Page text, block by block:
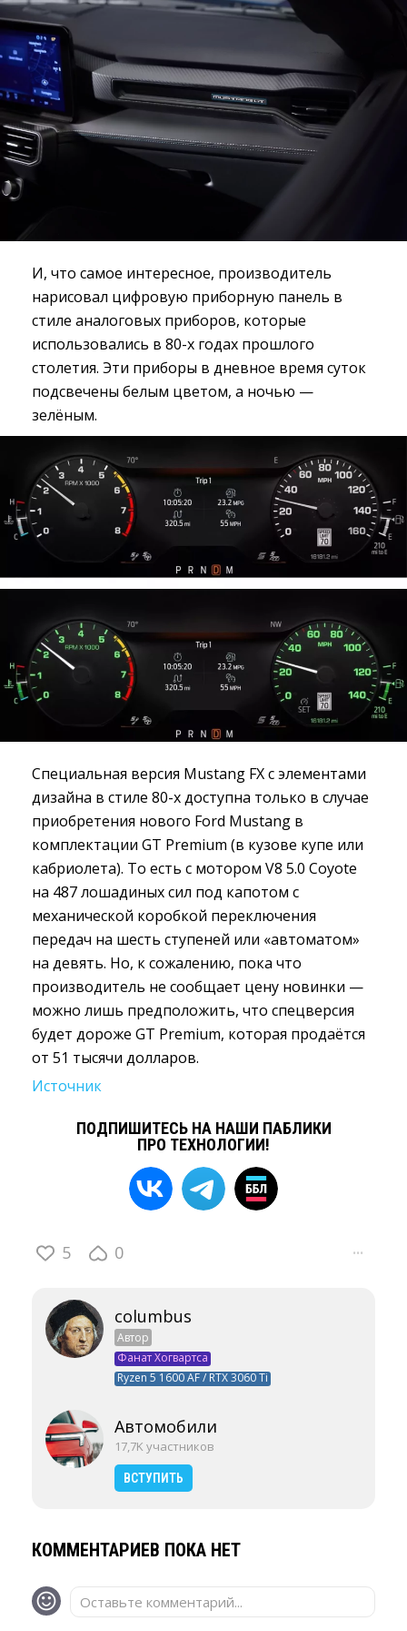
И, что самое интересное, производитель
нарисовал цифровую приборную панель в
стиле аналоговых приборов, которые
использовались в 80-х годах прошлого
столетия. Эти приборы в дневное время суток
подсвечены белым цветом, а ночью —
зелёным.
Специальная версия Mustang FX с элементами
дизайна в стиле 80-х доступна только в случае
приобретения нового Ford Mustang в
комплектации GT Premium (в кузове купе или
кабриолета). То есть с мотором V8 5.0 Coyote
на 487 лошадиных сил под капотом с
механической коробкой переключения
передач на шесть ступеней или «автоматом»
на девять. Но, к сожалению, пока что
производитель не сообщает цену новинки —
можно лишь предположить, что спецверсия
будет дороже GT Premium, которая продаётся
от 51 тысячи долларов.
Источник
ПОДПИШИТЕСЬ НА НАШИ ПАБЛИКИ
ПРО ТЕХНОЛОГИИ!
5 0 ···
columbus
Автор
Фанат Хогвартса
Ryzen 5 1600 AF / RTX 3060 Ti
Автомобили
17,7K участников
ВСТУПИТЬ
КОММЕНТАРИЕВ ПОКА НЕТ
Оставьте комментарий...